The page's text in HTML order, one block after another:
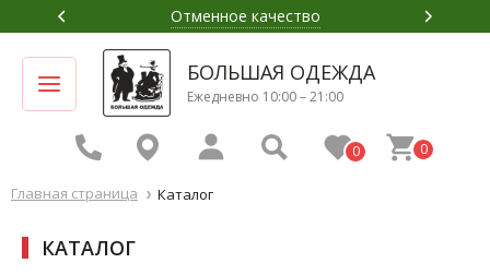
Отменное качество
БОЛЬШАЯ ОДЕЖДА
Ежедневно 10:00 – 21:00
0 0
Главная страница Каталог
КАТАЛОГ